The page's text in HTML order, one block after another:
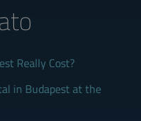
Really Cost?
in Budapest at the